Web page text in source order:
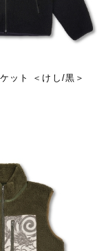
ット ＜けし/黒＞